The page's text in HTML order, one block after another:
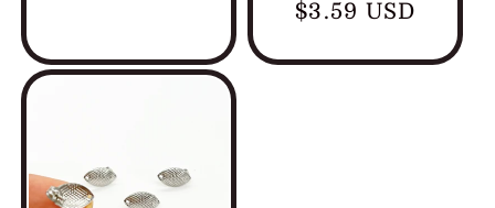
Precio
$3.59 USD